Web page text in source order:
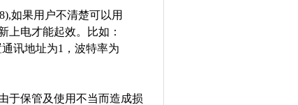
如果用户不清楚可以用
上电才能起效。
比如：
讯地址为1，波特率为
于保管及使用不当而造成损